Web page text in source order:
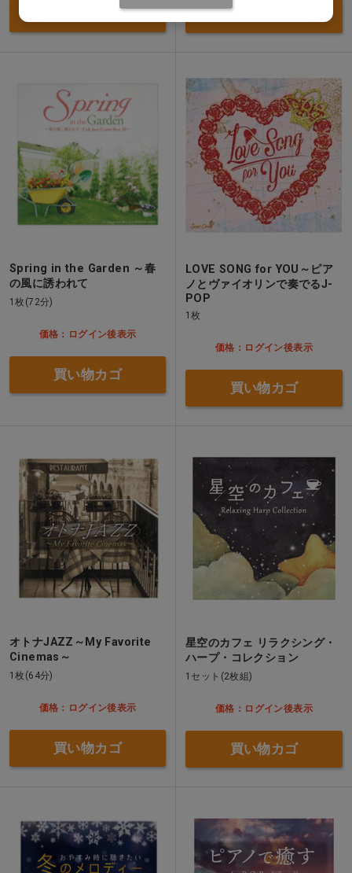
買い物カゴ 買い物カゴ
Spring in the Garden ～春
の風に誘われて
1枚(72分)
価格：ログイン後表示
買い物カゴ
LOVE SONG for YOU～ピア
ノとヴァイオリンで奏でるJ-
POP
1枚
価格：ログイン後表示
買い物カゴ
オトナJAZZ～My Favorite
Cinemas～
1枚(64分)
価格：ログイン後表示
買い物カゴ
星空のカフェ リラクシング・
ハープ・コレクション
1セット(2枚組)
価格：ログイン後表示
買い物カゴ